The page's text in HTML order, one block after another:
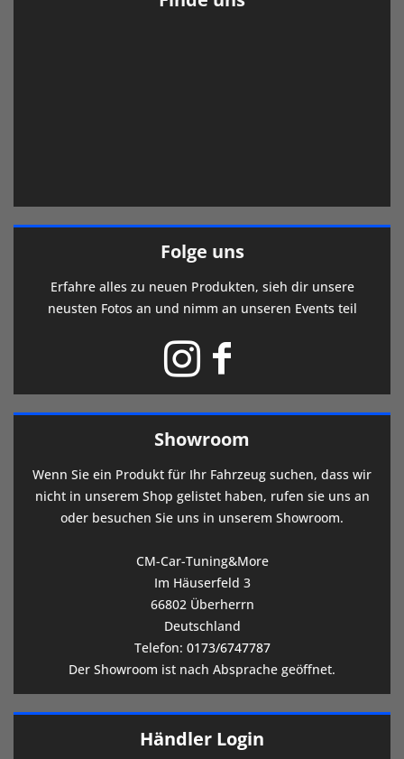
Folge uns
Erfahre alles zu neuen Produkten, sieh dir unsere
neusten Fotos an und nimm an unseren Events teil
Showroom
Wenn Sie ein Produkt für Ihr Fahrzeug suchen, dass wir
nicht in unserem Shop gelistet haben, rufen sie uns an
oder besuchen Sie uns in unserem Showroom.
CM-Car-Tuning&More
Im Häuserfeld 3
66802 Überherrn
Deutschland
Telefon: 0173/6747787
Der Showroom ist nach Absprache geöffnet.
Händler Login